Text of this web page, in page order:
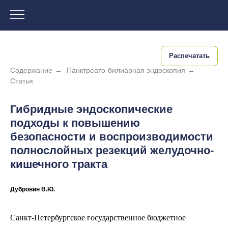
Распечатать
Содержание → Панктреато-билиарная эндоскопия →
Статья
Гибридные эндоскопические
подходы к повышению
безопасности и воспроизводимости
полнослойных резекций желудочно-
кишечного тракта
Дубровин В.Ю.
Санкт-Петербургское государственное бюджетное